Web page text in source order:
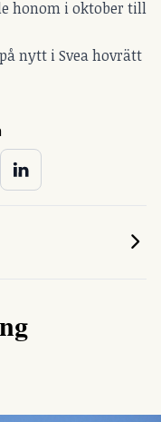
honom i oktober till
nytt i Svea hovrätt